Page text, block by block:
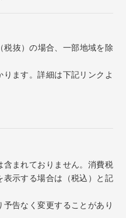
抜）の場合、一部地域を除
ます。詳細は下記リンクよ
まれておりません。消費税
示する場合は（税込）と記
告なく変更することがあり